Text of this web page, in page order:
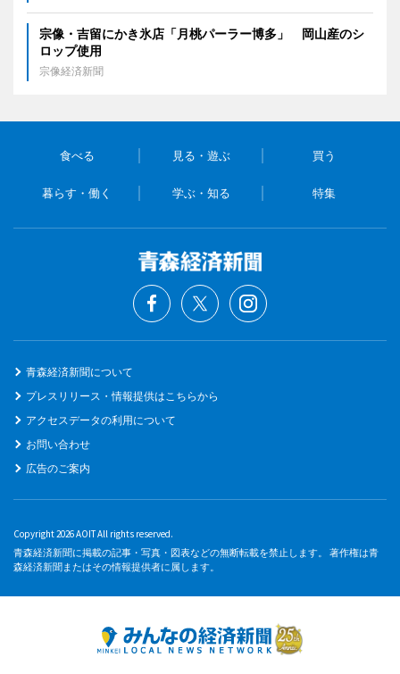
宗像・吉留にかき氷店「月桃パーラー博多」 岡山産のシ
ロップ使用
宗像経済新聞
食べる 見る・遊ぶ 買う
暮らす・働く 学ぶ・知る 特集
青森経済新聞について
プレスリリース・情報提供はこちらから
アクセスデータの利用について
お問い合わせ
広告のご案内
Copyright 2026 AOIT All rights reserved.
青森経済新聞に掲載の記事・写真・図表などの無断転載を禁止します。 著作権は青
森経済新聞またはその情報提供者に属します。